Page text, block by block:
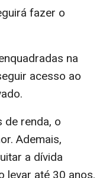
fazer o
na
acesso ao
de renda, o
Ademais,
a dívida
levar até 30 anos.